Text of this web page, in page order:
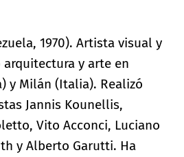
1970). Artista visual y
y arte en
y Milán (Italia). Realizó
Jannis Kounellis,
Vito Acconci, Luciano
y Alberto Garutti. Ha